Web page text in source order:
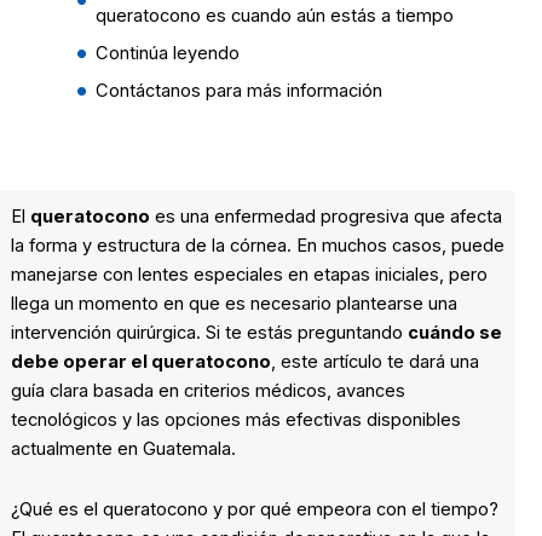
queratocono es cuando aún estás a tiempo
Continúa leyendo
Contáctanos para más información
El queratocono es una enfermedad progresiva que afecta
la forma y estructura de la córnea. En muchos casos, puede
manejarse con lentes especiales en etapas iniciales, pero
llega un momento en que es necesario plantearse una
intervención quirúrgica. Si te estás preguntando cuándo se
debe operar el queratocono, este artículo te dará una
guía clara basada en criterios médicos, avances
tecnológicos y las opciones más efectivas disponibles
actualmente en Guatemala.
¿Qué es el queratocono y por qué empeora con el tiempo?